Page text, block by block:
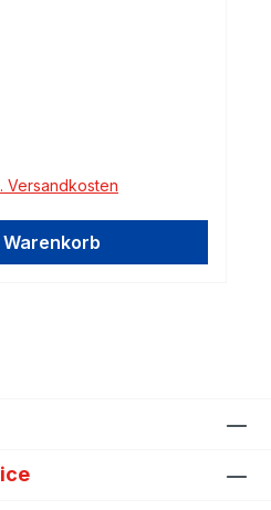
Versandkosten
Warenkorb